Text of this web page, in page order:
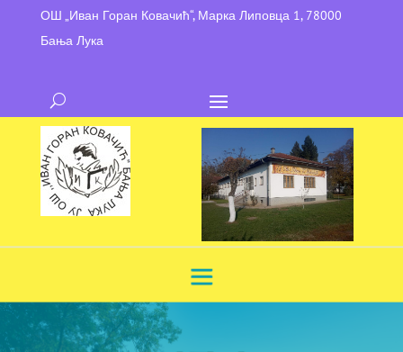
ОШ „Иван Горан Ковачић“, Марка Липовца 1, 78000
Бања Лука